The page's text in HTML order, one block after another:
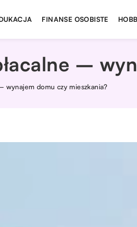
FINANSE OSOBISTE
–
wynajem domu czy mieszkania?